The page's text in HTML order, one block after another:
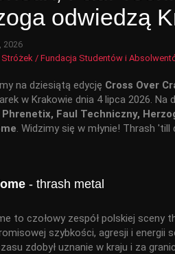
odwiedzą
2026
/ Fundacja Studentów i
na dziesiątą edycję Cross Over
w Krakowie dnia 4 lipca 2026.
Phrenetix, Faul Techniczny,
. Widzimy się w młynie! Thrash 'till
- thrash metal
to czołowy zespół polskiej sceny
szybkości, agresji i energii
zdobył uznanie w kraju i za